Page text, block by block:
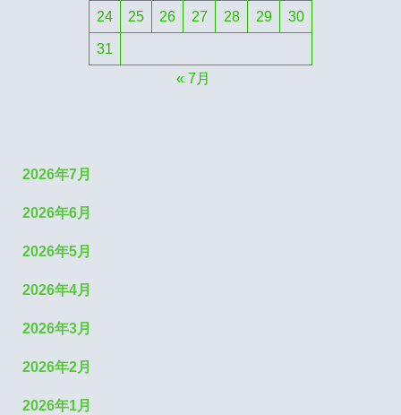
24 25 26 27 28 29 30
31
« 7月
2026年7月
2026年6月
2026年5月
2026年4月
2026年3月
2026年2月
2026年1月